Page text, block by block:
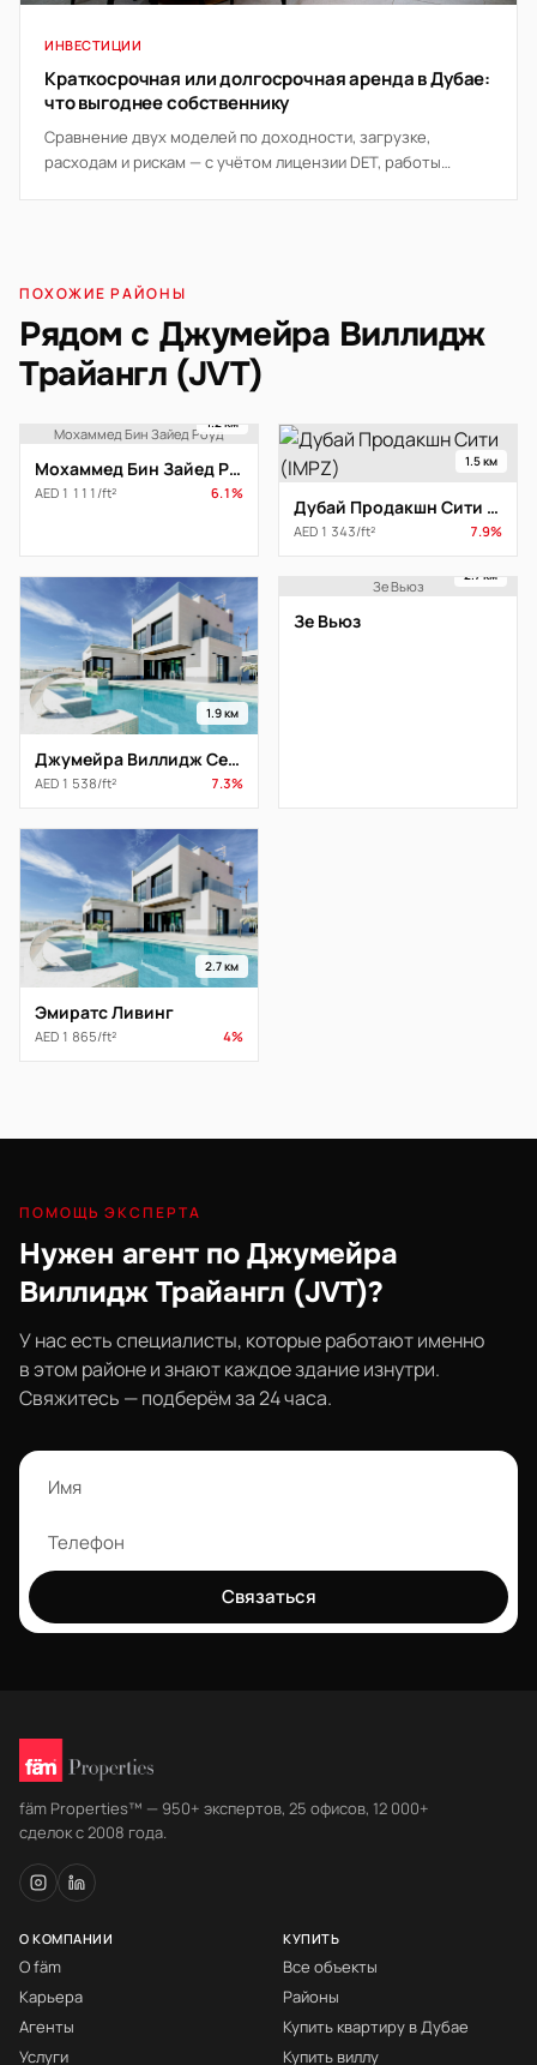
ИНВЕСТИЦИИ
Краткосрочная или долгосрочная аренда в Дубае:
что выгоднее собственнику
Сравнение двух моделей по доходности, загрузке,
расходам и рискам — с учётом лицензии DET, работы
ПОХОЖИЕ РАЙОНЫ
Рядом с Джумейра Виллидж
Трайангл (JVT)
Мохаммед Бин Зайед Роуд
1.2 км
Мохаммед Бин Зайед Роуд
AED 1 111/ft² 6.1%
1.5 км
Дубай Продакшн Сити (IMPZ)
AED 1 343/ft² 7.9%
1.9 км
Джумейра Виллидж Серкл (JVC)
AED 1 538/ft² 7.3%
Зе Вьюз
2.7 км
Зе Вьюз
2.7 км
Эмиратс Ливинг
AED 1 865/ft² 4%
ПОМОЩЬ ЭКСПЕРТА
Нужен агент по Джумейра
Виллидж Трайангл (JVT)?
У нас есть специалисты, которые работают именно
в этом районе и знают каждое здание изнутри.
Свяжитесь — подберём за 24 часа.
Связаться
fäm Properties™ — 950+ экспертов, 25 офисов, 12 000+
сделок с 2008 года.
О КОМПАНИИ
О fäm
Карьера
Агенты
Услуги
КУПИТЬ
Все объекты
Районы
Купить квартиру в Дубае
Купить виллу